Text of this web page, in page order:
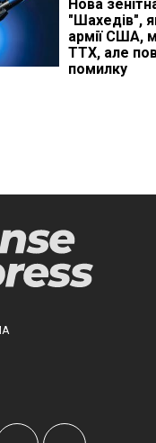
Нова
"Шахедів",
армії США,
ТТХ, але
помилку